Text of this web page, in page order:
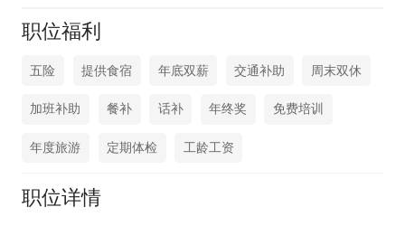
职位福利
五险 提供食宿 年底双薪 交通补助 周末双休
加班补助 餐补 话补 年终奖 免费培训
年度旅游 定期体检 工龄工资
职位详情